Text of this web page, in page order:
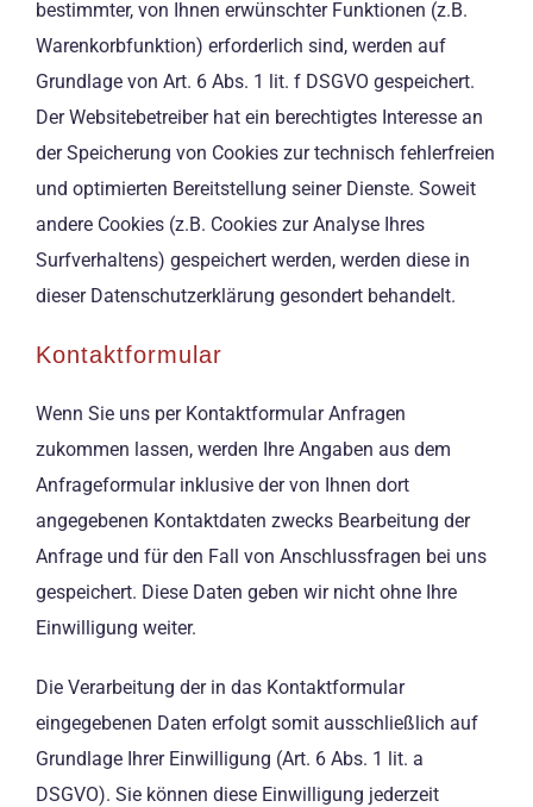
bestimmter, von Ihnen erwünschter Funktionen (z.B.
Warenkorbfunktion) erforderlich sind, werden auf
Grundlage von Art. 6 Abs. 1 lit. f DSGVO gespeichert.
Der Websitebetreiber hat ein berechtigtes Interesse an
der Speicherung von Cookies zur technisch fehlerfreien
und optimierten Bereitstellung seiner Dienste. Soweit
andere Cookies (z.B. Cookies zur Analyse Ihres
Surfverhaltens) gespeichert werden, werden diese in
dieser Datenschutzerklärung gesondert behandelt.
Kontaktformular
Wenn Sie uns per Kontaktformular Anfragen
zukommen lassen, werden Ihre Angaben aus dem
Anfrageformular inklusive der von Ihnen dort
angegebenen Kontaktdaten zwecks Bearbeitung der
Anfrage und für den Fall von Anschlussfragen bei uns
gespeichert. Diese Daten geben wir nicht ohne Ihre
Einwilligung weiter.
Die Verarbeitung der in das Kontaktformular
eingegebenen Daten erfolgt somit ausschließlich auf
Grundlage Ihrer Einwilligung (Art. 6 Abs. 1 lit. a
DSGVO). Sie können diese Einwilligung jederzeit